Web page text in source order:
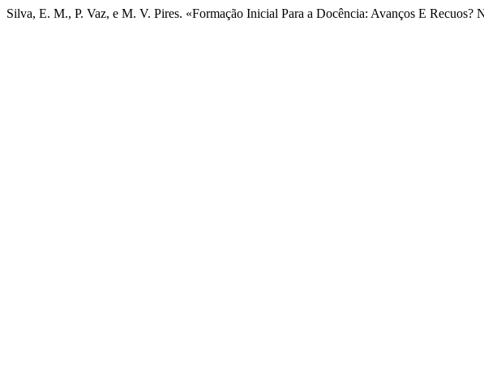
Silva, E. M., P. Vaz, e M. V. Pires. «Formação Inicial Para a Docência: Avanços E Recuos?